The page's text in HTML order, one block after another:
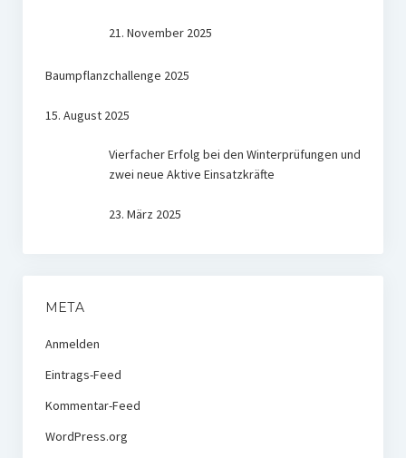
21. November 2025
Baumpflanzchallenge 2025
15. August 2025
Vierfacher Erfolg bei den Winterprüfungen und
zwei neue Aktive Einsatzkräfte
23. März 2025
META
Anmelden
Eintrags-Feed
Kommentar-Feed
WordPress.org